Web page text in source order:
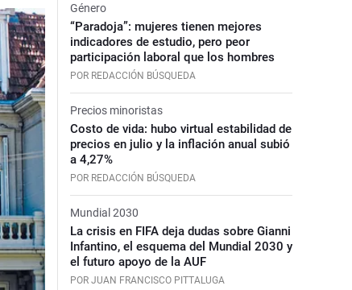
Género
“Paradoja”: mujeres tienen mejores
indicadores de estudio, pero peor
participación laboral que los hombres
POR REDACCIÓN BÚSQUEDA
Precios minoristas
Costo de vida: hubo virtual estabilidad de
precios en julio y la inflación anual subió
a 4,27%
POR REDACCIÓN BÚSQUEDA
Mundial 2030
La crisis en FIFA deja dudas sobre Gianni
Infantino, el esquema del Mundial 2030 y
el futuro apoyo de la AUF
POR JUAN FRANCISCO PITTALUGA